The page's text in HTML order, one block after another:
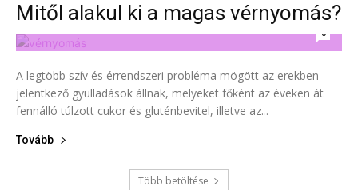
Mitől alakul ki a magas vérnyomás?
0
Népbetegségek
A legtöbb szív és érrendszeri probléma mögött az erekben
jelentkező gyulladások állnak, melyeket főként az éveken át
fennálló túlzott cukor és gluténbevitel, illetve az...
Tovább
Több betöltése